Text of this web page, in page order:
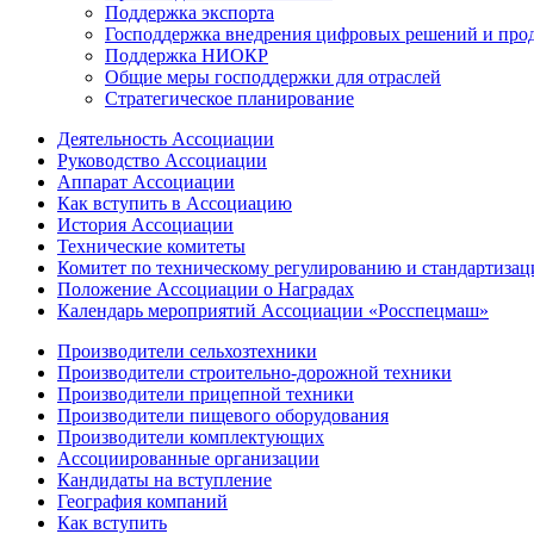
Поддержка экспорта
Господдержка внедрения цифровых решений и
Поддержка НИОКР
Общие меры господдержки для отраслей
Стратегическое планирование
Деятельность Ассоциации
Руководство Ассоциации
Аппарат Ассоциации
Как вступить в Ассоциацию
История Ассоциации
Технические комитеты
Комитет по техническому регулированию и
Положение Ассоциации о Наградах
Календарь мероприятий Ассоциации «Росспецмаш»
Производители сельхозтехники
Производители строительно-дорожной техники
Производители прицепной техники
Производители пищевого оборудования
Производители комплектующих
Ассоциированные организации
Кандидаты на вступление
География компаний
Как вступить